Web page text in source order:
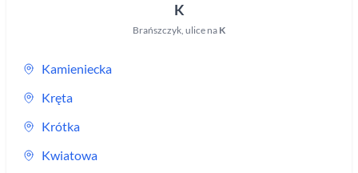
K
Brańszczyk, ulice na K
Kamieniecka
Kręta
Krótka
Kwiatowa